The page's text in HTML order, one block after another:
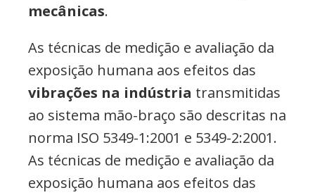
mecânicas.
As técnicas de medição e avaliação da
exposição humana aos efeitos das
vibrações na indústria transmitidas
ao sistema mão-braço são descritas na
norma ISO 5349-1:2001 e 5349-2:2001.
As técnicas de medição e avaliação da
exposição humana aos efeitos das